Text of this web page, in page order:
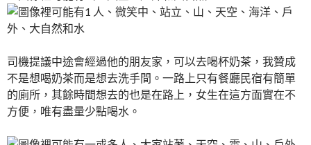
司機提議中途會經過他的朋友家，可以去喝杯奶茶，我贊成
不是想喝奶茶而是想去洗手間。一路上只有餐廳民宿有簡單
的廁所，其餘時間想去的也是在路上，女生在這方面實在不
方便，唯有盡量少點喝水。